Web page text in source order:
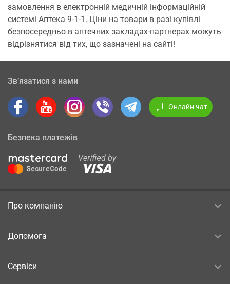
замовлення в електронній медичній інформаційній
системі Аптека 9-1-1. Ціни на товари в разі купівлі
безпосередньо в аптечних закладах-партнерах можуть
відрізнятися від тих, що зазначені на сайті!
Зв’язатися з нами
Онлайн чат
Безпека платежів
Про компанію
Допомога
Сервіси